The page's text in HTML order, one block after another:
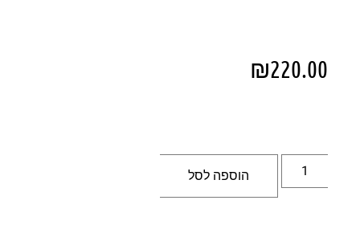
₪220.00
הוספה לסל